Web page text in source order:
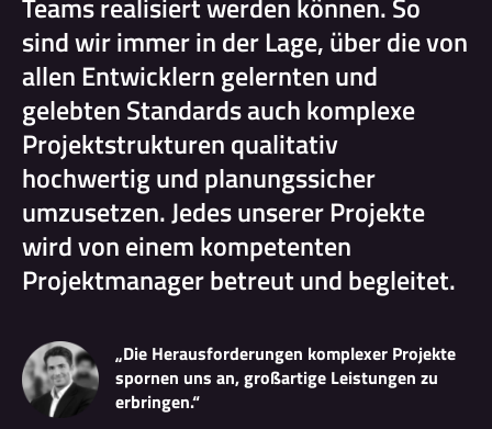
sind wir immer in der Lage, über die von
allen Entwicklern gelernten und
gelebten Standards auch komplexe
Projektstrukturen qualitativ
hochwertig und planungssicher
umzusetzen. Jedes unserer Projekte
wird von einem kompetenten
Projektmanager betreut und begleitet.
„Die Herausforderungen komplexer Projekte
spornen uns an, großartige Leistungen zu
erbringen.“